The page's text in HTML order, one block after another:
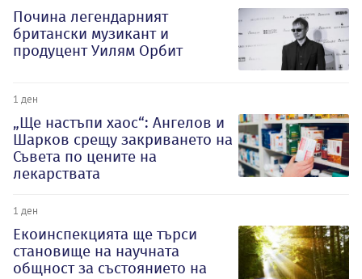
Почина легендарният
британски музикант и
продуцент Уилям Орбит
1 ден
„Ще настъпи хаос“: Ангелов и
Шарков срещу закриването на
Съвета по цените на
лекарствата
1 ден
Екоинспекцията ще търси
становище на научната
общност за състоянието на